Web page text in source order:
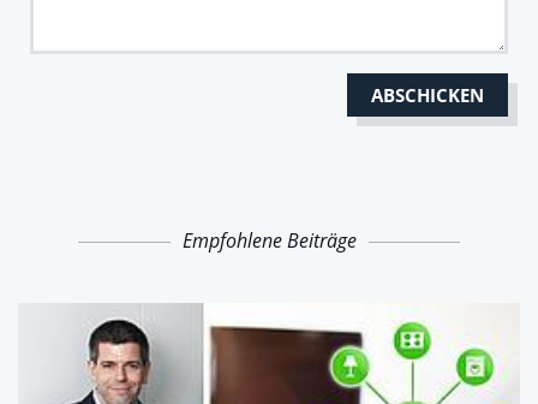
Empfohlene Beiträge